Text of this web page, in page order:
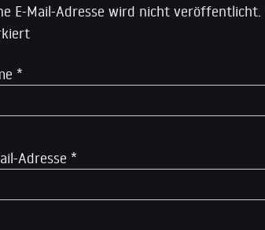
E-Mail-Adresse wird nicht veröffentlicht.
*
Adresse *